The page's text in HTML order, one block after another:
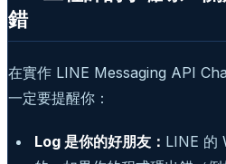
錯
在實作 LINE Messaging API
一定要提醒你：
Log 是你的好朋友： LINE 的